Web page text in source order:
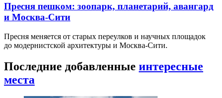
Пресня пешком: зоопарк, планетарий, авангард
и Москва-Сити
Пресня меняется от старых переулков и научных площадок
до модернистской архитектуры и Москва-Сити.
Последние добавленные интересные
места